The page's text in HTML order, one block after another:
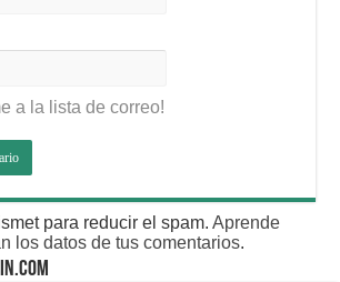
a la lista de correo!
para reducir el spam.Aprende
los datos de tus comentarios.